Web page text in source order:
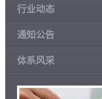
行业动态
通知公告
体系风采